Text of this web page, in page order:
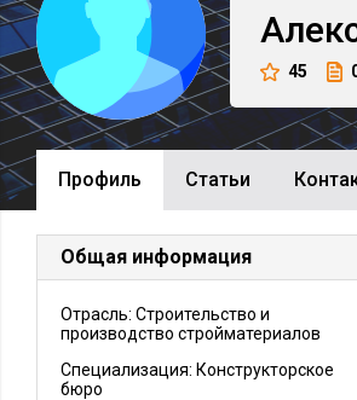
45
Профиль Cтатьи
Общая информация
Отрасль: Строительство и
производство стройматериалов
Специализация: Конструкторское
бюро